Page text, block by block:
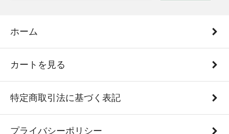
ホーム
カートを見る
特定商取引法に基づく表記
プライバシーポリシー